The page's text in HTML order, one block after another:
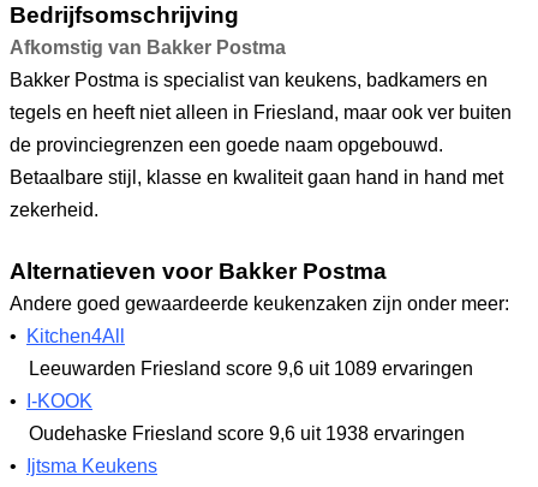
Bedrijfsomschrijving
Afkomstig van Bakker Postma
Bakker Postma is specialist van keukens, badkamers en
tegels en heeft niet alleen in Friesland, maar ook ver buiten
de provinciegrenzen een goede naam opgebouwd.
Betaalbare stijl, klasse en kwaliteit gaan hand in hand met
zekerheid.
Alternatieven voor Bakker Postma
Andere goed gewaardeerde keukenzaken zijn onder meer:
•
Kitchen4All
Leeuwarden Friesland score 9,6 uit 1089 ervaringen
•
I-KOOK
Oudehaske Friesland score 9,6 uit 1938 ervaringen
•
Ijtsma Keukens